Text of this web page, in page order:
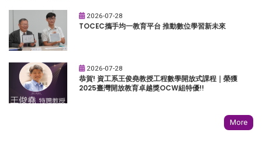
2026-07-28
TOCEC攜手均一教育平台 推動數位學習新未來
2026-07-28
恭賀! 資工系王俊堯教授工程數學開放式課程｜榮獲
2025臺灣開放教育卓越獎OCW組特優!!
More